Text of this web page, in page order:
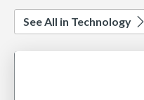
See All in Technology